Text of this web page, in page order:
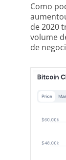
Como
de 2020
volume
de